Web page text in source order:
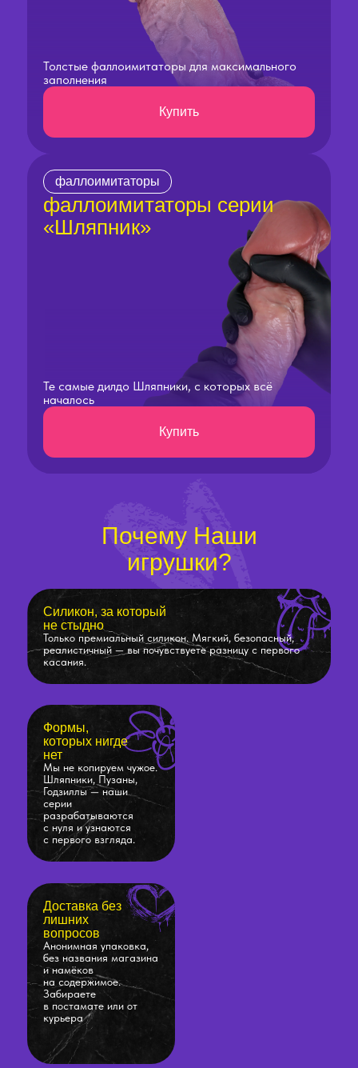
Толстые фаллоимитаторы для максимального
заполнения
Купить
фаллоимитаторы
фаллоимитаторы серии
«Шляпник»
Те самые дилдо Шляпники, с которых всё
началось
Купить
Силикон, за который
не стыдно
Только премиальный силикон. Мягкий, безопасный,
реалистичный — вы почувствуете разницу с первого
касания.
Формы,
которых нигде
нет
Мы не копируем чужое.
Шляпники, Пузаны,
Годзиллы — наши
серии
разрабатываются
с нуля и узнаются
с первого взгляда.
Доставка без
лишних
вопросов
Анонимная упаковка,
без названия магазина
и намёков
на содержимое.
Забираете
в постамате или от
курьера
Почему Наши
игрушки?